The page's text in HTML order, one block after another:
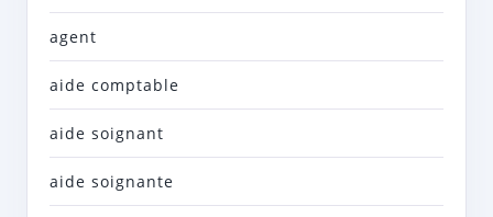
agent
aide comptable
aide soignant
aide soignante